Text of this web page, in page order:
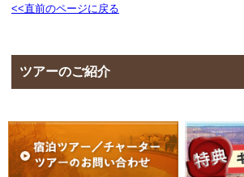
<<直前のページに戻る
ツアーのご紹介